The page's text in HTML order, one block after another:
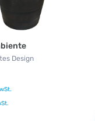
Design